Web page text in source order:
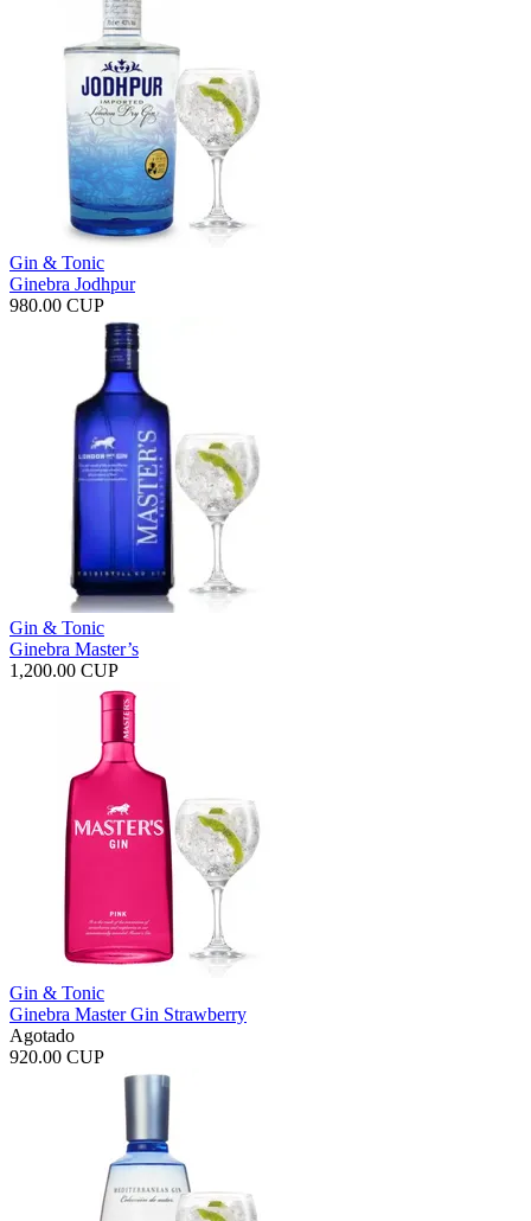
Gin & Tonic
Ginebra Jodhpur
980.00 CUP
Gin & Tonic
Ginebra Master’s
1,200.00 CUP
Gin & Tonic
Ginebra Master Gin Strawberry
Agotado
920.00 CUP